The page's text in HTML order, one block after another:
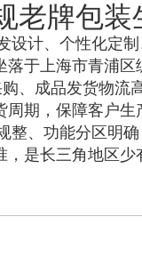
老牌包装
设计、个性化定
于上海市青浦
、成品发货物流
期，保障客户生
整、功能分区明
是长三角地区